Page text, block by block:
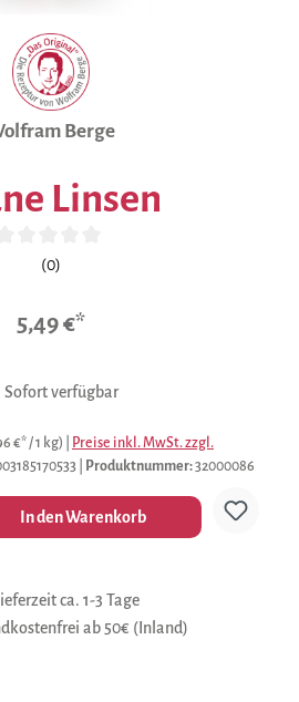
Berge
Linsen
von 0 von 5 Sternen
(0)
5,49 €*
Sofort verfügbar
€* / 1 kg)
Preise inkl. MwSt. zzgl.
Produktnummer:32000086
In den Warenkorb
ca. 1-3 Tage
ab 50€ (Inland)